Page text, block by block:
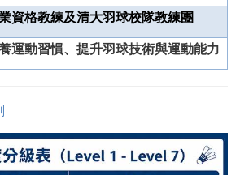
資格教練及清大羽球校隊教練團
運動習慣、提升羽球技術與運動能力